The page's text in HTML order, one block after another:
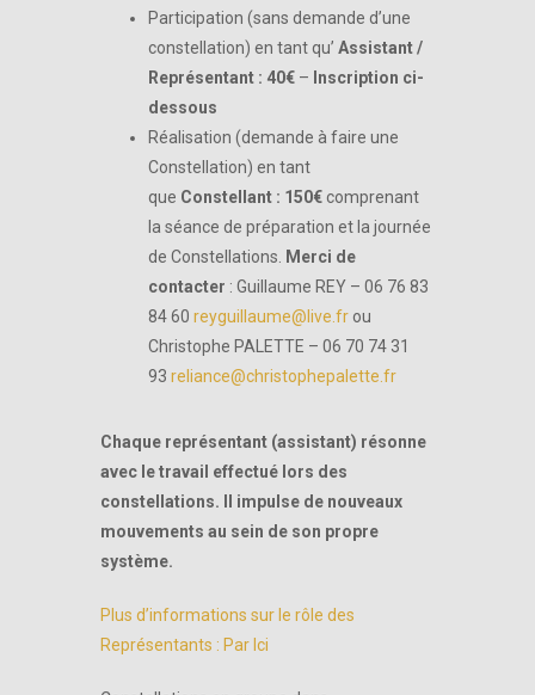
Participation (sans demande d’une
constellation) en tant qu’ Assistant /
Représentant : 40€ – Inscription ci-
dessous
Réalisation (demande à faire une
Constellation) en tant
que Constellant : 150€ comprenant
la séance de préparation et la journée
de Constellations.
Merci de
contacter : Guillaume REY – 06 76 83
84 60 reyguillaume@live.fr ou
Christophe PALETTE – 06 70 74 31
93 reliance@christophepalette.fr
Chaque représentant (assistant) résonne
avec le travail effectué lors des
constellations.
Il impulse de nouveaux
mouvements au sein de son propre
système.
Plus d’informations sur le rôle des
Représentants : Par Ici